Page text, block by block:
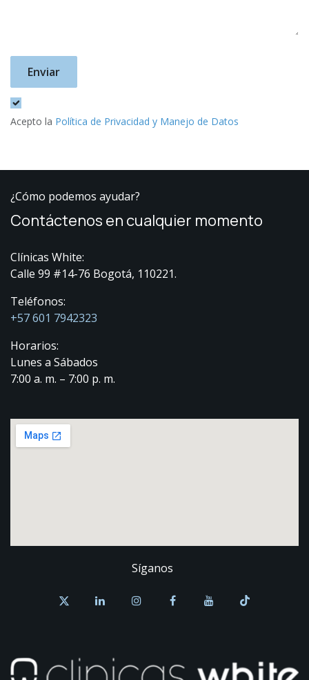
Enviar
Acepto la Política de Privacidad y Manejo de Datos
¿Cómo podemos ayudar?
Contáctenos en cualquier momento
Clínicas White:
Calle 99 #14-76 Bogotá, 110221.
Teléfonos:
+57 601 7942323
Horarios:
Lunes a Sábados
7:00 a. m. – 7:00 p. m.
Síganos